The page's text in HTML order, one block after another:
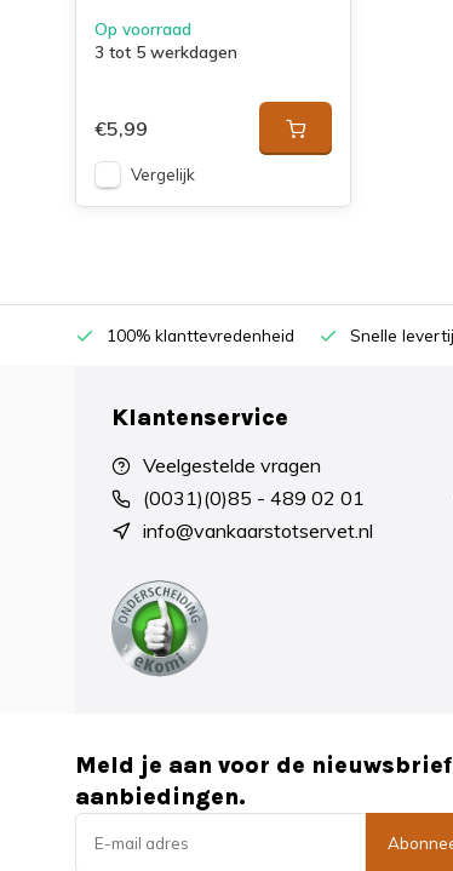
Op voorraad
3 tot 5 werkdagen
€5,99
Vergelijk
100% klanttevredenheid Snelle
Klantenservice
Veelgestelde vragen
(0031)(0)85 - 489 02 01
info@vankaarstotservet.nl
Meld je aan voor de
aanbiedingen.